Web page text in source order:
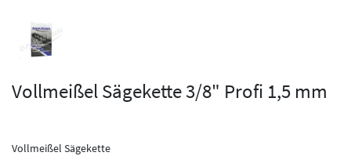
Vollmeißel Sägekette 3/8" Profi 1,5 mm
Vollmeißel Sägekette